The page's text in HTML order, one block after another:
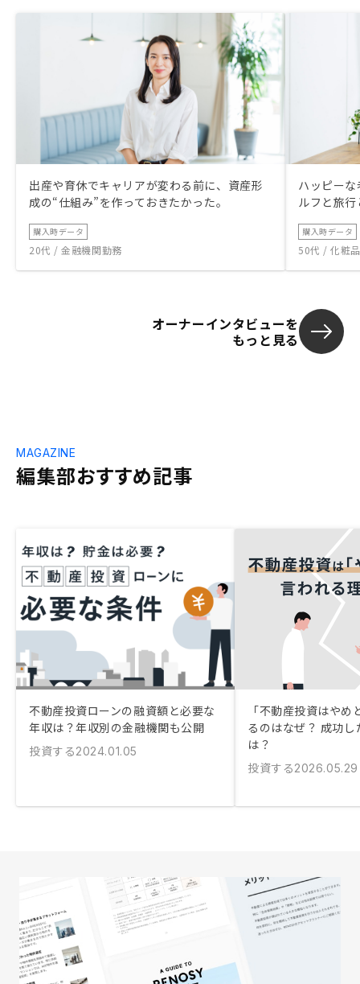
出産や育休でキャリアが変わる前に、資産形
成の“仕組み”を作っておきたかった。
購入時データ
20代 / 金融機関勤務
ハッピー
ルフと旅
購入時データ
50代 / 化粧
オーナーインタビューを
もっと見る
編集部おすすめ記事
MAGAZINE
不動産投資ローンの融資額と必要な
年収は？年収別の金融機関も公開
投資する2024.01.05
「不動産投資はやめ
るのはなぜ？ 成功
は？
投資する2026.05.29